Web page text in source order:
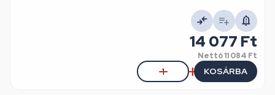
14 077 Ft
Nettó11 084 Ft
KOSÁRBA